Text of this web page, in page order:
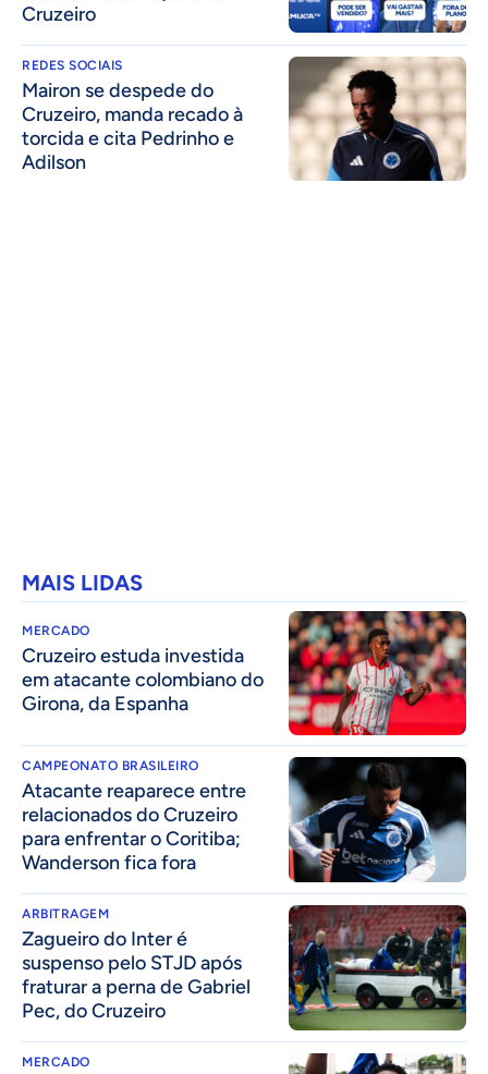
Cruzeiro
REDES SOCIAIS
Mairon se despede do
Cruzeiro, manda recado à
torcida e cita Pedrinho e
Adilson
MAIS LIDAS
MERCADO
Cruzeiro estuda investida
em atacante colombiano do
Girona, da Espanha
CAMPEONATO BRASILEIRO
Atacante reaparece entre
relacionados do Cruzeiro
para enfrentar o Coritiba;
Wanderson fica fora
ARBITRAGEM
Zagueiro do Inter é
suspenso pelo STJD após
fraturar a perna de Gabriel
Pec, do Cruzeiro
MERCADO